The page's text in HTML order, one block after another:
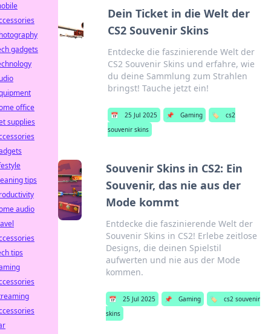
Dein Ticket in die Welt der
CS2 Souvenir Skins
Entdecke die faszinierende Welt der
CS2 Souvenir Skins und erfahre, wie
du deine Sammlung zum Strahlen
bringst! Tauche jetzt ein!
📅 25 Jul 2025 📌 Gaming 🏷️
cs2
souvenir skins
Souvenir Skins in CS2: Ein
Souvenir, das nie aus der
Mode kommt
Entdecke die faszinierende Welt der
Souvenir Skins in CS2! Erlebe zeitlose
Designs, die deinen Spielstil
aufwerten und nie aus der Mode
kommen.
📅 25 Jul 2025 📌 Gaming 🏷️
cs2 souvenir
skins
gadgets
office
supplies
tips
audio
tips